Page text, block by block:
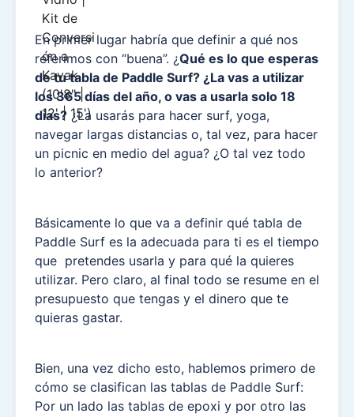
En primer lugar habría que definir a qué nos
referimos con “buena”. ¿Qué es lo que esperas
de tu tabla de Paddle Surf? ¿La vas a utilizar
los 365 días del año, o vas a usarla solo 18
días? ¿La usarás para hacer surf, yoga,
navegar largas distancias o, tal vez, para hacer
un picnic en medio del agua? ¿O tal vez todo
lo anterior?
Básicamente lo que va a definir qué tabla de
Paddle Surf es la adecuada para ti es el tiempo
que pretendes usarla y para qué la quieres
utilizar. Pero claro, al final todo se resume en el
presupuesto que tengas y el dinero que te
quieras gastar.
Bien, una vez dicho esto, hablemos primero de
cómo se clasifican las tablas de Paddle Surf:
Por un lado las tablas de epoxi y por otro las